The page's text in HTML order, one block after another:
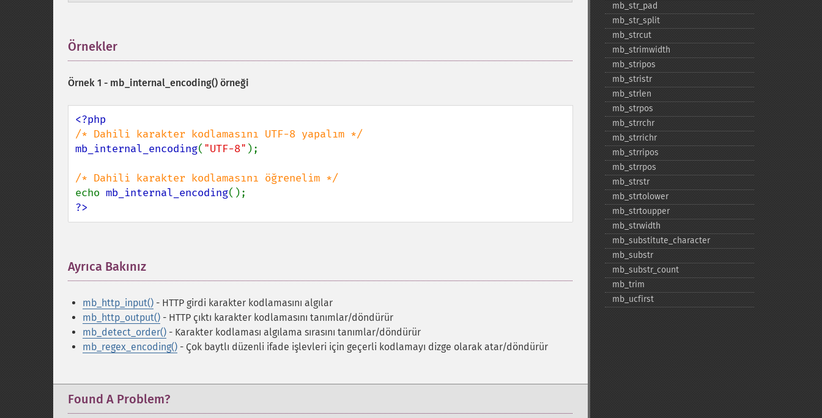
Örnekler
Örnek 1 - mb_internal_encoding() örneği
mb_internal_encoding( "UTF-8" );
echo mb_internal_encoding
?>
Ayrıca Bakınız
mb_http_input() - HTTP girdi karakter kodlamasını algılar
mb_http_output() - HTTP çıktı karakter kodlamasını tanımlar/döndürür
mb_detect_order() - Karakter kodlaması algılama sırasını tanımlar/döndürür
mb_regex_encoding() - Çok baytlı düzenli ifade işlevleri için geçerli kodlamayı dizge olarak atar/döndürür
Found A Problem?
mb_​str_​pad
mb_​str_​split
mb_​strcut
mb_​strimwidth
mb_​stripos
mb_​stristr
mb_​strlen
mb_​strpos
mb_​strrchr
mb_​strrichr
mb_​strripos
mb_​strrpos
mb_​strstr
mb_​strtolower
mb_​strtoupper
mb_​strwidth
mb_​substitute_​character
mb_​substr
mb_​substr_​count
mb_​trim
mb_​ucfirst